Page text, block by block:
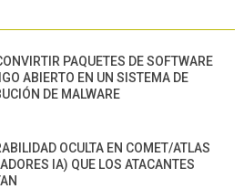
PAQUETES DE SOFTWARE
ABIERTO EN UN SISTEMA DE
DE MALWARE
OCULTA EN COMET/ATLAS
IA) QUE LOS ATACANTES